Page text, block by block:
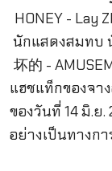
แฮชแท็กของจา
ของวันที่ 14 มิ.ย
อย่างเป็นทางกา